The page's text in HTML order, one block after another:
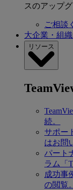
スのアップ
ご相談
大企業・組
リソース
続。
サポー
はお問
パート
ラム「
成功事
の閲覧。